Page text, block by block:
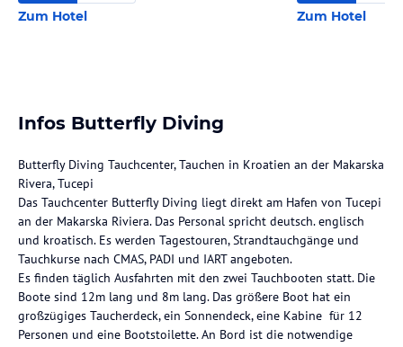
Zum Hotel Zum Hotel
Infos Butterfly Diving
Butterfly Diving Tauchcenter, Tauchen in Kroatien an der Makarska
Rivera, Tucepi
Das Tauchcenter Butterfly Diving liegt direkt am Hafen von Tucepi
an der Makarska Riviera. Das Personal spricht deutsch. englisch
und kroatisch. Es werden Tagestouren, Strandtauchgänge und
Tauchkurse nach CMAS, PADI und IART angeboten.
Es finden täglich Ausfahrten mit den zwei Tauchbooten statt. Die
Boote sind 12m lang und 8m lang. Das größere Boot hat ein
großzügiges Taucherdeck, ein Sonnendeck, eine Kabine für 12
Personen und eine Bootstoilette. An Bord ist die notwendige